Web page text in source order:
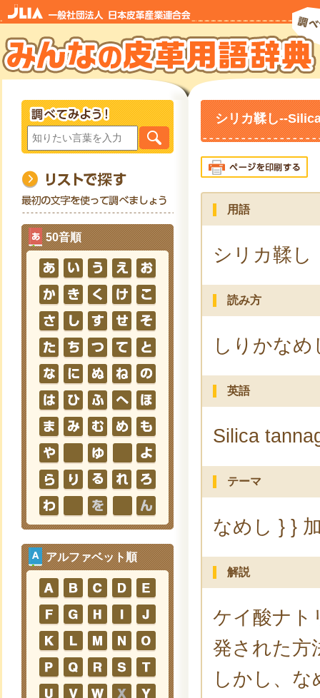
50音順
アルファベット順
シリカ鞣し--
用語
シリカ鞣し
読み方
しりかなめ
英語
Silica
テーマ
なめし } }
解説
ケイ酸ナト
発された方
しかし、